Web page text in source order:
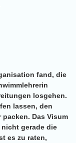
fand, die
losgehen.
lassen, den
Das Visum
gerade die
es zu raten,